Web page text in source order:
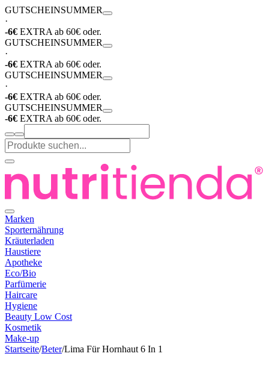
GUTSCHEINSUMMER
·
-6€ EXTRA ab 60€ oder.
GUTSCHEINSUMMER
·
-6€ EXTRA ab 60€ oder.
GUTSCHEINSUMMER
·
-6€ EXTRA ab 60€ oder.
GUTSCHEINSUMMER
-6€ EXTRA ab 60€ oder.
Marken
Sporternährung
Kräuterladen
Haustiere
Apotheke
Eco/Bio
Parfümerie
Haircare
Hygiene
Beauty Low Cost
Kosmetik
Make-up
Startseite/Beter/Lima Für Hornhaut 6 In 1